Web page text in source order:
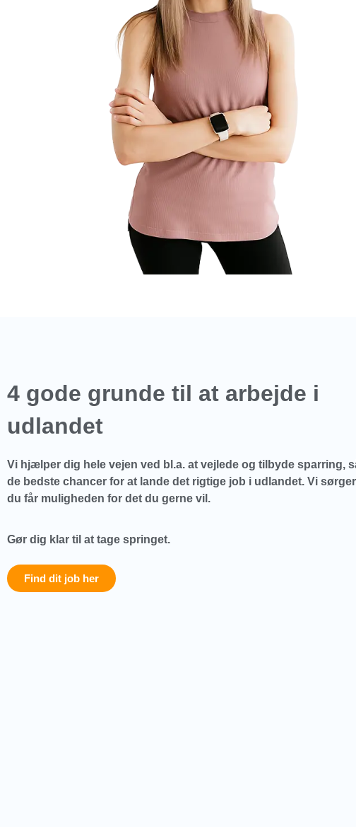
4 gode grunde til at arbejde i
udlandet
Vi hjælper dig hele vejen ved bl.a. at vejlede og tilbyde sparring,
de bedste chancer for at lande det rigtige job i udlandet. Vi
du får muligheden for det du gerne vil.
Gør dig klar til at tage springet.
Find dit job her